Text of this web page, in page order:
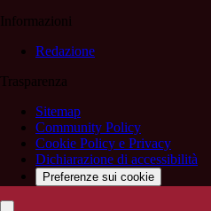
Informazioni
Redazione
Trasparenza
Sitemap
Community Policy
Cookie Policy e Privacy
Dichiarazione di accessibilità
Preferenze sui cookie